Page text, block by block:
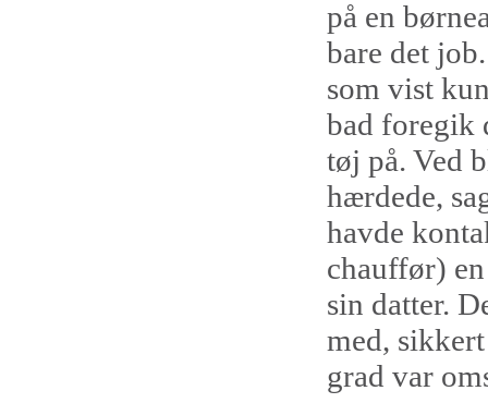
på en
bare det
som vist
bad foregik
tøj på. Ved
hærdede,
havde
chauffør)
sin datter.
med,
grad var